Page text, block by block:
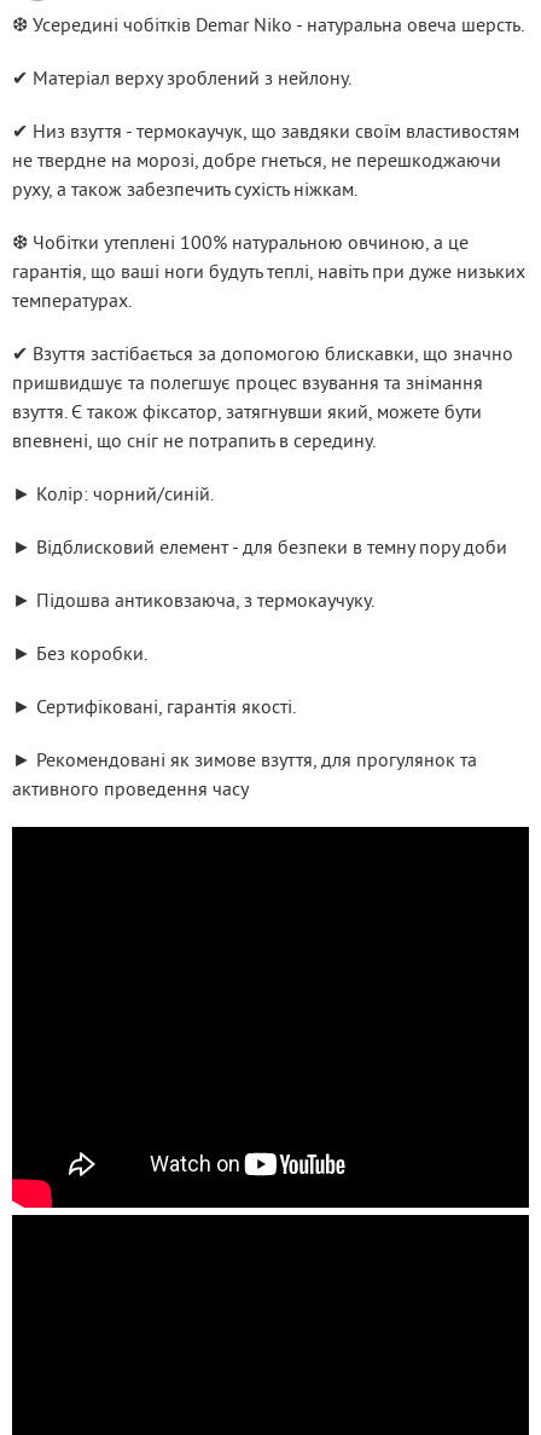
❆ Усередині чобітків Demar Niko - натуральна овеча шерсть.
✔ Матеріал верху зроблений з нейлону.
✔ Низ взуття - термокаучук, що завдяки своїм властивостям
не твердне на морозі, добре гнеться, не перешкоджаючи
руху, а також забезпечить сухість ніжкам.
❆ Чобітки утеплені 100% натуральною овчиною, а це
гарантія, що ваші ноги будуть теплі, навіть при дуже низьких
температурах.
✔ Взуття застібається за допомогою блискавки, що значно
пришвидшує та полегшує процес взування та знімання
взуття. Є також фіксатор, затягнувши який, можете бути
впевнені, що сніг не потрапить в середину.
► Колір: чорний/синій.
► Відблисковий елемент - для безпеки в темну пору доби
► Підошва антиковзаюча, з термокаучуку.
► Без коробки.
► Сертифіковані, гарантія якості.
► Рекомендовані як зимове взуття, для прогулянок та
активного проведення часу